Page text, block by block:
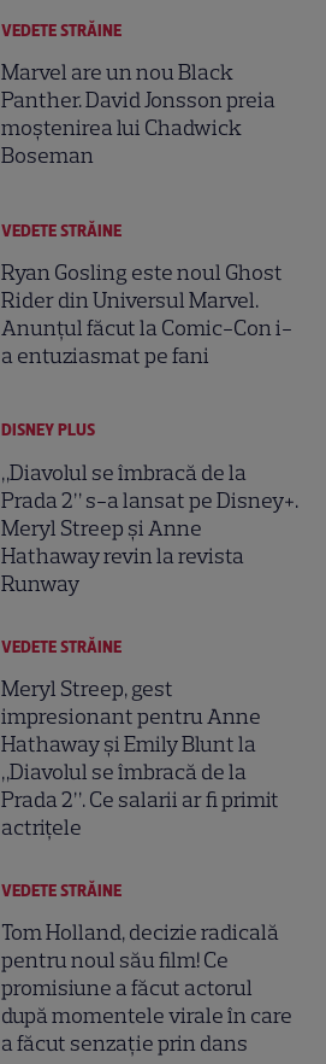
VEDETE STRĂINE
Marvel are un nou Black
Panther. David Jonsson preia
moștenirea lui Chadwick
Boseman
VEDETE STRĂINE
Ryan Gosling este noul Ghost
Rider din Universul Marvel.
Anunțul făcut la Comic-Con i-
a entuziasmat pe fani
DISNEY PLUS
„Diavolul se îmbracă de la
Prada 2” s-a lansat pe Disney+.
Meryl Streep și Anne
Hathaway revin la revista
Runway
VEDETE STRĂINE
Meryl Streep, gest
impresionant pentru Anne
Hathaway și Emily Blunt la
„Diavolul se îmbracă de la
Prada 2”. Ce salarii ar fi primit
actrițele
VEDETE STRĂINE
Tom Holland, decizie radicală
pentru noul său film! Ce
promisiune a făcut actorul
după momentele virale în care
a făcut senzație prin dans